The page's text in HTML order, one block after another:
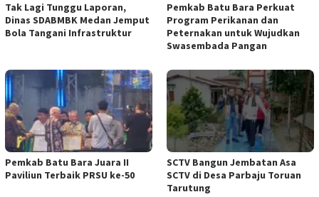
Tak Lagi Tunggu Laporan,
Dinas SDABMBK Medan Jemput
Bola Tangani Infrastruktur
Pemkab Batu Bara Perkuat
Program Perikanan dan
Peternakan untuk Wujudkan
Swasembada Pangan
Pemkab Batu Bara Juara II
Paviliun Terbaik PRSU ke-50
SCTV Bangun Jembatan Asa
SCTV di Desa Parbaju Toruan
Tarutung